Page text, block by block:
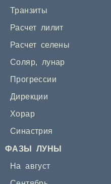
Транзиты
Расчет лилит
Расчет селены
Соляр, лунар
Прогрессии
Дирекции
Хорар
Синастрия
ФАЗЫ ЛУНЫ
На август